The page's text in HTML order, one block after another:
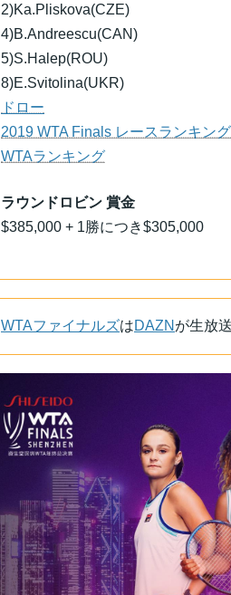
2)Ka.Pliskova(CZE)
4)B.Andreescu(CAN)
5)S.Halep(ROU)
8)E.Svitolina(UKR)
ドロー
2019 WTA Finals レースランキン
WTAランキング
ラウンドロビン 賞金
$385,000 + 1勝につき$305,000
WTAファイナルズはDAZN が生放送